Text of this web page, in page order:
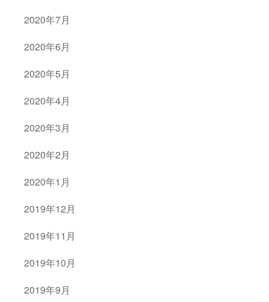
2020年7月
2020年6月
2020年5月
2020年4月
2020年3月
2020年2月
2020年1月
2019年12月
2019年11月
2019年10月
2019年9月